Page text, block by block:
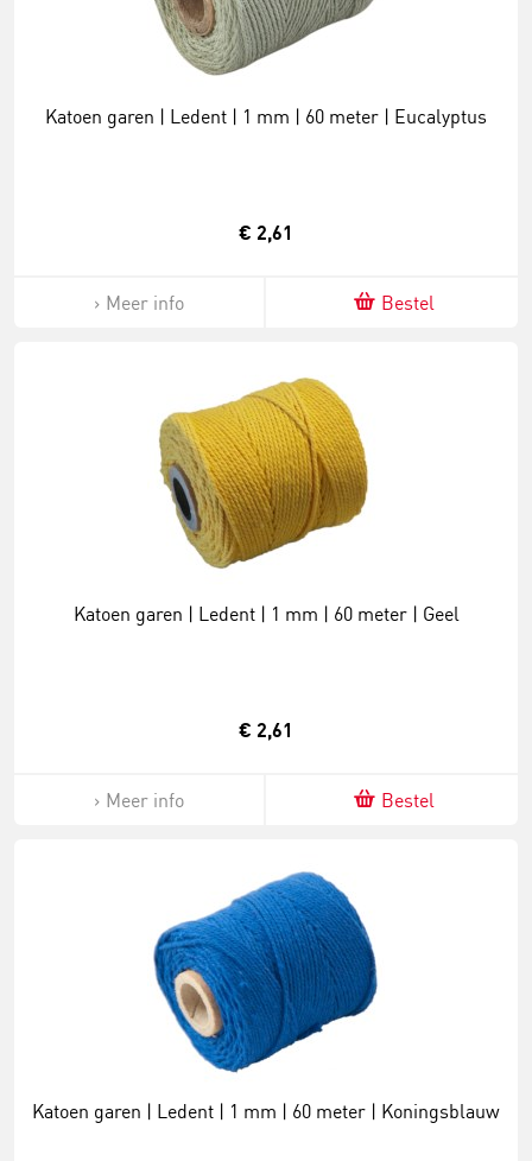
Katoen garen | Ledent | 1 mm | 60 meter | Eucalyptus
€ 2,61
Meer info Bestel
Katoen garen | Ledent | 1 mm | 60 meter | Geel
€ 2,61
Meer info Bestel
Katoen garen | Ledent | 1 mm | 60 meter | Koningsblauw